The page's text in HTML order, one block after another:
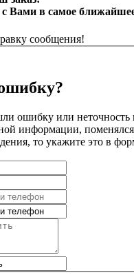
Вами в самое
сообщения!
ошибку или неточность
информации,
то укажите это в